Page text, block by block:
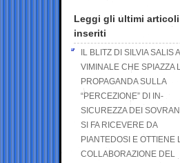
Leggi gli ultimi articoli
inseriti
IL BLITZ DI SILVIA SALIS
VIMINALE CHE SPIAZZA
PROPAGANDA SULLA
“PERCEZIONE” DI IN-
SICUREZZA DEI
SI FA RICEVERE DA
PIANTEDOSI E OTTIENE
COLLABORAZIONE DEL